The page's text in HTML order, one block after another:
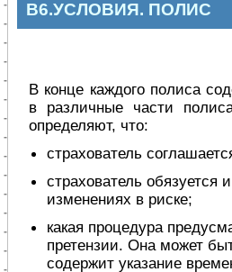
-
-
-
-
-
-
-
-
-
-
-
-
-
-
-
В6.УСЛОВИЯ. ПОЛИС
В конце каждого полиса
в различные части
определяют, что:
страхователь
страхователь
изменениях в риске;
какая процедура
претензии. Она может
содержит указание